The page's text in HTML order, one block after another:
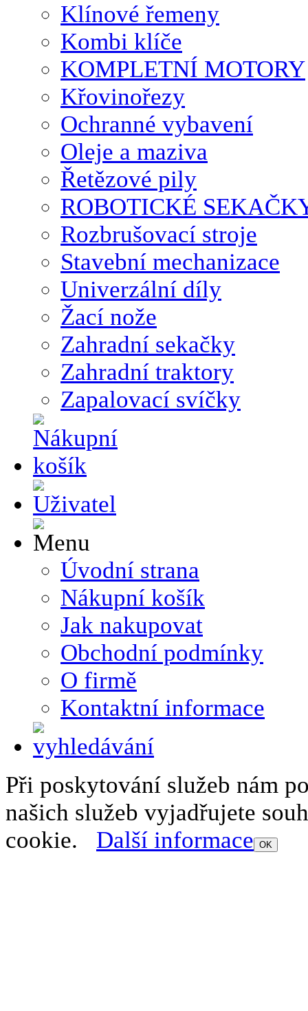
Klínové řemeny
Kombi klíče
KOMPLETNÍ MOTORY
Křovinořezy
Ochranné vybavení
Oleje a maziva
Řetězové pily
ROBOTICKÉ
Rozbrušovací stroje
Stavební mechanizace
Univerzální díly
Žací nože
Zahradní sekačky
Zahradní traktory
Zapalovací svíčky
Úvodní strana
Nákupní košík
Jak nakupovat
Obchodní podmínky
O firmě
Kontaktní informace
Při poskytování služeb nám
našich služeb vyjadřujete
cookie. Další informace